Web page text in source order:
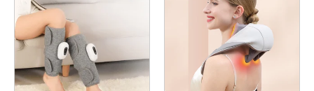
₪1,599.